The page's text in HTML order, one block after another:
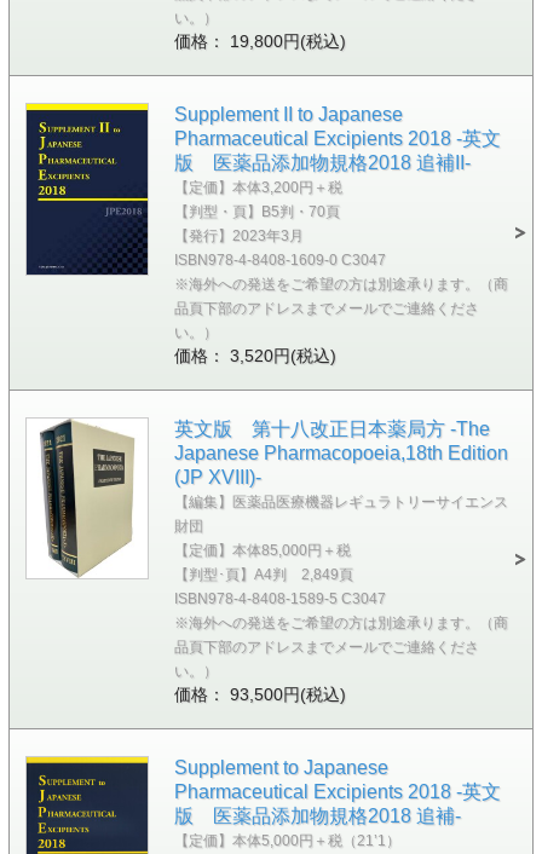
い。）
価格： 19,800円(税込)
Supplement II to Japanese
Pharmaceutical Excipients 2018 -英文
版 医薬品添加物規格2018 追補II-
【定価】本体3,200円＋税
【判型・頁】B5判・70頁
【発行】2023年3月
ISBN978-4-8408-1609-0 C3047
※海外への発送をご希望の方は別途承ります。（商
品頁下部のアドレスまでメールでご連絡くださ
い。）
価格： 3,520円(税込)
英文版 第十八改正日本薬局方 -The
Japanese Pharmacopoeia,18th Edition
(JP XVIII)-
【編集】医薬品医療機器レギュラトリーサイエンス
財団
【定価】本体85,000円＋税
【判型･頁】A4判 2,849頁
ISBN978-4-8408-1589-5 C3047
※海外への発送をご希望の方は別途承ります。（商
品頁下部のアドレスまでメールでご連絡くださ
い。）
価格： 93,500円(税込)
Supplement to Japanese
Pharmaceutical Excipients 2018 -英文
版 医薬品添加物規格2018 追補-
【定価】本体5,000円＋税（21’1）